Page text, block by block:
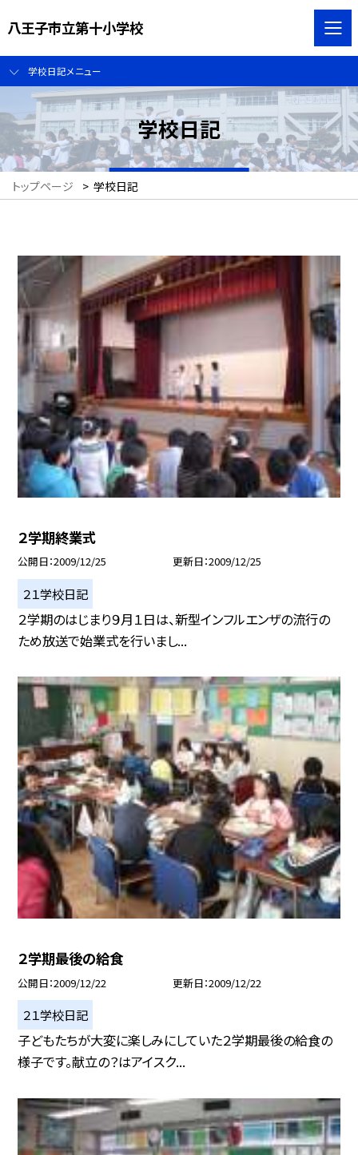
八王子市立第十小学校
学校日記メニュー
学校日記
トップページ > 学校日記
２学期終業式
公開日 2009/12/25 更新日 2009/12/25
２１学校日記
２学期のはじまり９月１日は、新型インフルエンザの流行の
ため放送で始業式を行いまし...
２学期最後の給食
公開日 2009/12/22 更新日 2009/12/22
２１学校日記
子どもたちが大変に楽しみにしていた２学期最後の給食の
様子です。献立の？はアイスク...